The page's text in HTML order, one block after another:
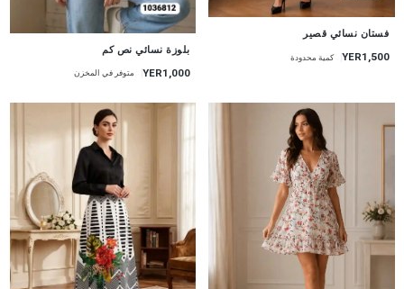
فستان نسائي قصير
YER1,500 كمية محدودة
بلوزة نسائي نص كم
YER1,000 متوفر في المخزن